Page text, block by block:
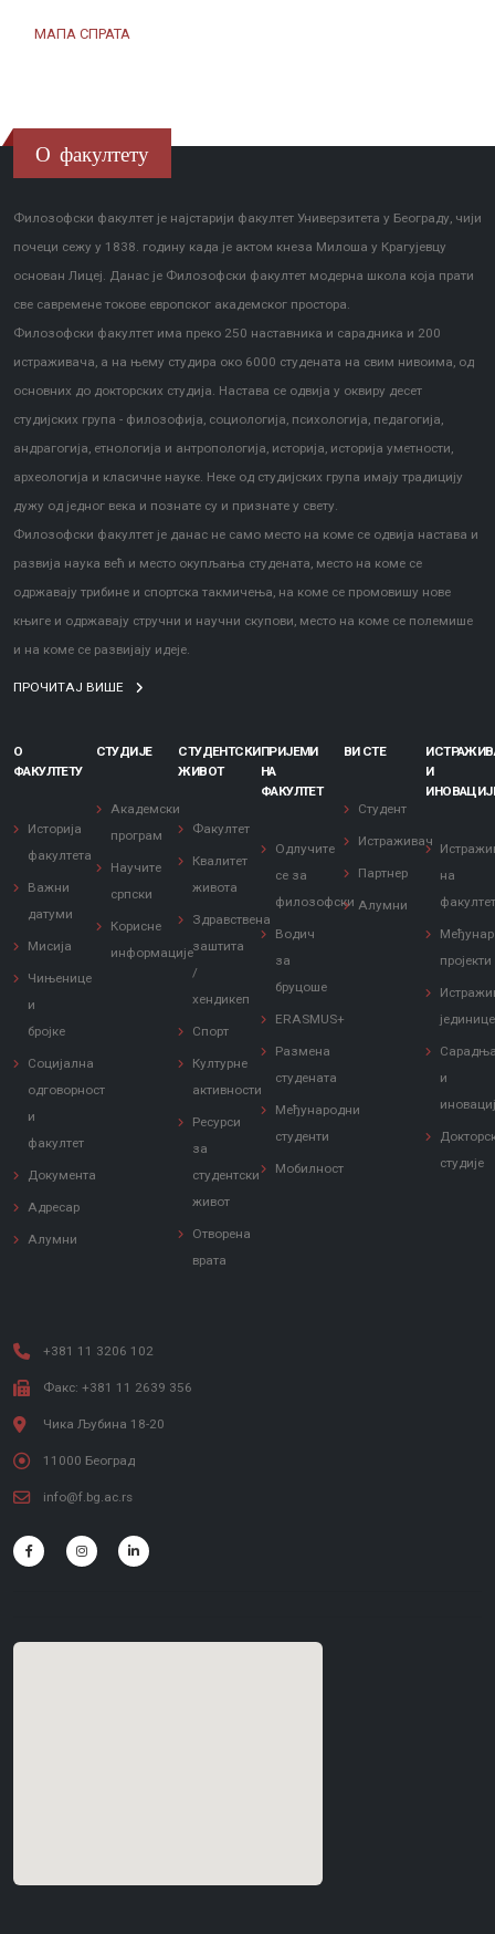
МАПА СПРАТА
О факултету
Филозофски факултет је најстарији факултет Универзитета у Београду, чији
почеци сежу у 1838. годину када је актом кнеза Милоша у Крагујевцу
основан Лицеј. Данас је Филозофски факултет модерна школа која прати
све савремене токове европског академског простора.
Филозофски факултет има преко 250 наставника и сарадника и 200
истраживача, а на њему студира око 6000 студената на свим нивоима, од
основних до докторских студија. Настава се одвија у оквиру десет
студијских група - филозофија, социологија, психологија, педагогија,
андрагогија, етнологија и антропологија, историја, историја уметности,
археологија и класичне науке. Неке од студијских група имају традицију
дужу од једног века и познате су и признате у свету.
Филозофски факултет је данас не само место на коме се одвија настава и
развија наука већ и место окупљања студената, место на коме се
одржавају трибине и спортска такмичења, на коме се промовишу нове
књиге и одржавају стручни и научни скупови, место на коме се полемише
и на коме се развијају идеје.
ПРОЧИТАЈ ВИШЕ
О
ФАКУЛТЕТУ
Историја
факултета
Важни
датуми
Мисија
Чињенице
и
бројке
Социјална
одговорност
и
факултет
Документа
Адресар
Алумни
СТУДИЈЕ
Академски
програм
Научите
српски
Корисне
информације
СТУДЕНТСКИ
ЖИВОТ
Факултет
Квалитет
живота
Здравствена
заштита
/
хендикеп
Спорт
Културне
активности
Ресурси
за
студентски
живот
Отворена
врата
ПРИЈЕМИ
НА
ФАКУЛТЕТ
Одлучите
се за
филозофски
Водич
за
бруцоше
ERASMUS+
Размена
студената
Међународни
студенти
Мобилност
ВИ СТЕ
Студент
Истраживач
Партнер
Алумни
И
на
пројекти
јединице
и
студије
+381 11 3206 102
Факс: +381 11 2639 356
Чика Љубина 18-20
11000 Београд
info@f.bg.ac.rs